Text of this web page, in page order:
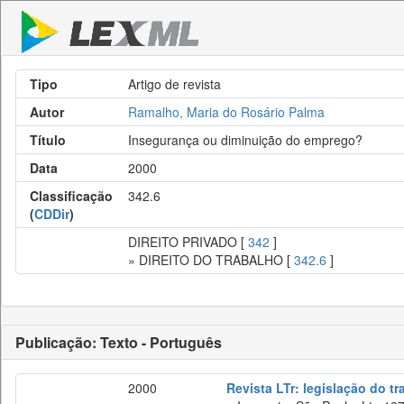
Tipo
Artigo de revista
Autor
Ramalho, Maria do Rosário Palma
Título
Insegurança ou diminuição do emprego?
Data
2000
Classificação
(CDDir)
342.6
DIREITO PRIVADO [ 342 ]
» DIREITO DO TRABALHO [ 342.6 ]
Publicação: Texto - Português
2000
Revista LTr: legislação do